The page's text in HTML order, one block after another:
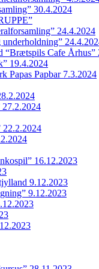
30.4.2024
24.4.2024
Cafe Århus”
19.4.2024
Papas Papbar 7.3.2024
22.2.2024
16.12.2023
9.12.2023
9.12.2023